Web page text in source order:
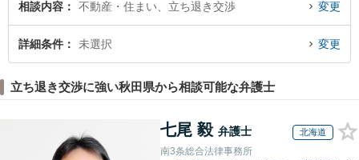
富な近くの弁護士を検索したい』『初回相談無料で立ち退き交渉を法律相談で
きる秋田県内の弁護士に相談予約したい』などでお困りの相談者さんにおすす
めです。
相談内容 不動産・住まい、立ち退き交渉 変更
詳細条件 未選択 変更
立ち退き交渉に強い秋田県から相談可能な弁護士
七尾 毅 弁護士 北海道
南3条総合法律事務所